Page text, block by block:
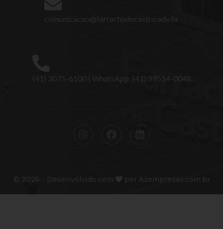
comunicacao@farrachadecastro.adv.br
(41) 3075-6100 | WhatsApp: (41) 99514-0048
2026 - Desenvolvido com por Azempresas.com.br